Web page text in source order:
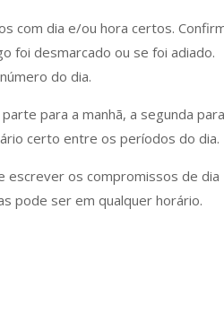
com dia e/ou hora certos.
foi desmarcado ou se foi adiado.
do dia.
para a manhã, a segunda
certo entre os períodos do dia.
escrever os compromissos de dia
pode ser em qualquer horário.